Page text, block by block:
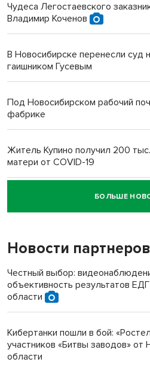
Чудеса Легостаевского
Владимир Коченов
В Новосибирске перенесли суд
гаишником Гусевым
Под Новосибирском рабочий
фабрике
Житель Купино получил 200
матери от COVID-19
Новосибирский суд наказал
пенсионерки на вокзале
БОЛЬШЕ
Новости партнеров
Честный выбор:
объективность результатов
области
Кибертанки пошли в бой:
участников «Битвы заводов» от
области